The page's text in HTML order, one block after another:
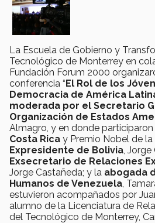
La Escuela de Gobierno y
Tecnológico de Monterrey en
Fundación Forum 2000
conferencia “El Rol de los
Democracia de América
moderada por el Secretario
Organización de Estados
Almagro, y en donde participaron
Costa Rica y Premio Nobel de la
Expresidente de Bolivia ,
Exsecretario de Relaciones
Jorge Castañeda; y la abogada
Humanos de Venezuela ,
estuvieron acompañados por
alumno de la Licenciatura de
del Tecnológico de Monterrey,